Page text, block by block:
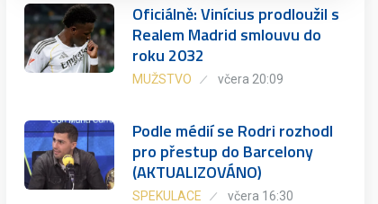
Oficiálně: Vinícius prodloužil s
Realem Madrid smlouvu do
roku 2032
MUŽSTVO včera 20:09
Podle médií se Rodri rozhodl
pro přestup do Barcelony
(AKTUALIZOVÁNO)
SPEKULACE včera 16:30